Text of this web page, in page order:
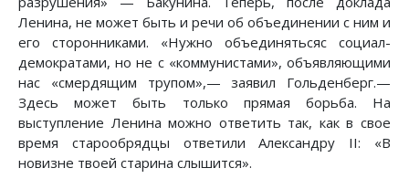
Ленина, не может быть и речи об объединении с ним и
его сторонниками. «Нужно объединятьсяс социал-
демократами, но не с «коммунистами», объявляющими
нас «смердящим трупом»,— заявил Гольденберг.—
Здесь может быть только прямая борьба. На
выступление Ленина можно ответить так, как в свое
время старообрядцы ответили Александру II: «В
новизне твоей старина слышится».